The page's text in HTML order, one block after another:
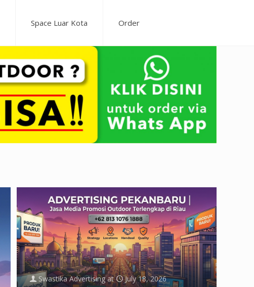
Space Luar Kota Order
Swastika Advertising at July 18, 2026